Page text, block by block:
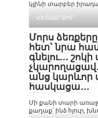
կլինի տարբեր
ՀԵՏԱՔՐՔԻՐ
Մորս
հետ՝ նրա
գնելու․․․
անց կարևոր
հասկացա․․․
Մի քանի տարի առաջ,
քաղաք՝ ինձ հյուր,